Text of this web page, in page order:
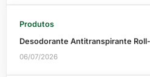
Produtos
Desodorante Antitranspirante
06/07/2026